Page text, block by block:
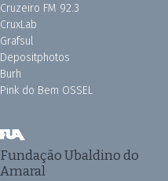
Cruzeiro FM 92.3
CruxLab
Grafsul
Depositphotos
Burh
Pink do Bem OSSEL
Fundação Ubaldino do
Amaral